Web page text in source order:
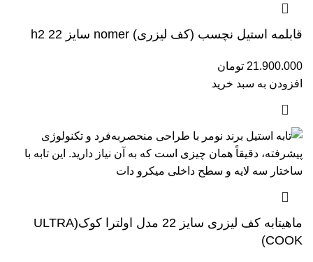
قابلمه استیل نچسب (کف لیزری) nomer سایز 22 h2
21.900.000 تومان
افزودن به سبد خرید
ماهیتابه کف لیزری سایز 22 مدل اولترا کوک(ULTRA
COOK)